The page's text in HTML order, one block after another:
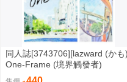
同人誌[3743706][lazward (かも
One-Frame (境界觸發者)